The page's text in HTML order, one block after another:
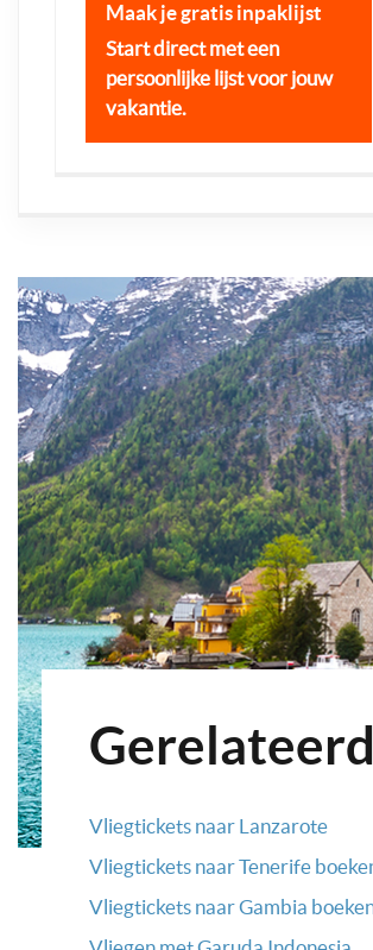
Maak je gratis inpaklijst
Start direct met een
persoonlijke lijst voor jouw
vakantie.
Vliegtickets naar Lanzarote
Vliegtickets naar Tenerife
Vliegtickets naar Gambia